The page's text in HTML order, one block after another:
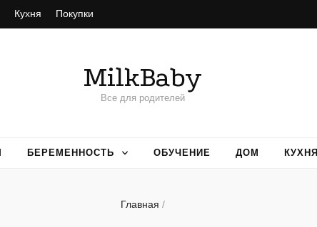
Кухня Покупки
MilkBaby
Все для родителей
БЕРЕМЕННОСТЬ ОБУЧЕНИЕ ДОМ КУХНЯ
Главная /